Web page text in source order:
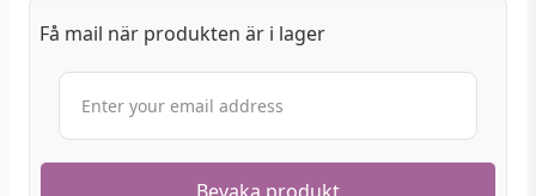
Få mail när produkten är i lager